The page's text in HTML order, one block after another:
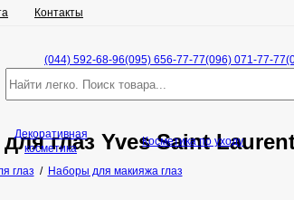
Контакты
(044) 592-68-96(095) 656-77-77(096) 071-77-77
глаз Yves Saint
глаз / Наборы для макияжа глаз
Декоративная
косметика
Косметика по уходу